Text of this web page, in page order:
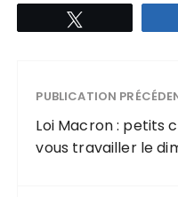
PUBLICATION
Loi Macron : petits
vous travailler le